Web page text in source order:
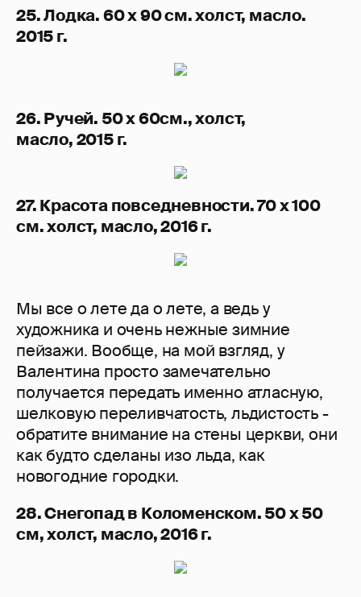
25. Лодка. 60 х 90 см. холст, масло.
2015 г.
26. Ручей. 50 х 60см., холст,
масло, 2015 г.
27. Красота повседневности. 70 х 100
см. холст, масло, 2016 г.
Мы все о лете да о лете, а ведь у
художника и очень нежные зимние
пейзажи. Вообще, на мой взгляд, у
Валентина просто замечательно
получается передать именно атласную,
шелковую переливчатость, льдистость -
обратите внимание на стены церкви, они
как будто сделаны изо льда, как
новогодние городки.
28. Снегопад в Коломенском. 50 х 50
см, холст, масло, 2016 г.